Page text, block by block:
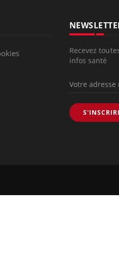
Recevez
infos santé